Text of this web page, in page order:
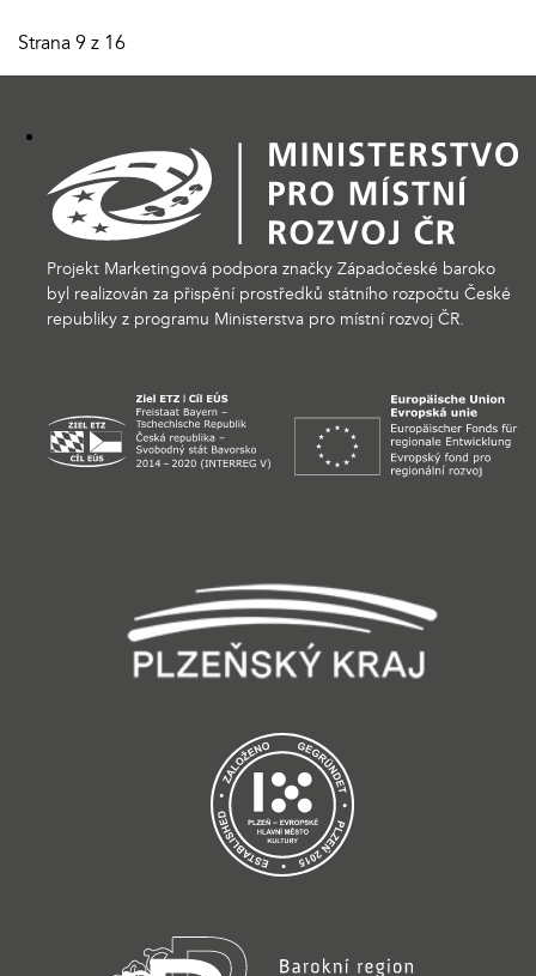
Strana 9 z 16
Projekt Marketingová podpora značky Západočeské baroko
byl realizován za přispění prostředků státního rozpočtu České
republiky z programu Ministerstva pro místní rozvoj ČR.